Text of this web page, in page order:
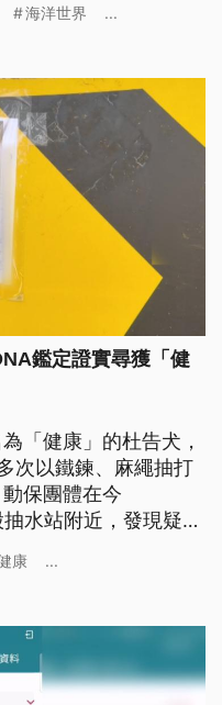
海洋世界 ...
鑑定證實尋獲「健
「健康」的杜告犬，
次以鐵鍊、麻繩抽打
保團體在今
水站附近，發現疑似
康 ...